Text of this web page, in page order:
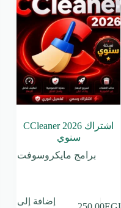
اشتراك CCleaner 2026
سنوي
برامج مايكروسوفت
إضافة إلى